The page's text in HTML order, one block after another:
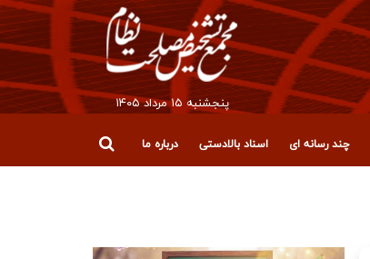
پنجشنبه ۱۵ مرداد ۱۴۰۵
چند رسانه ای اسناد بالادستی درباره ما